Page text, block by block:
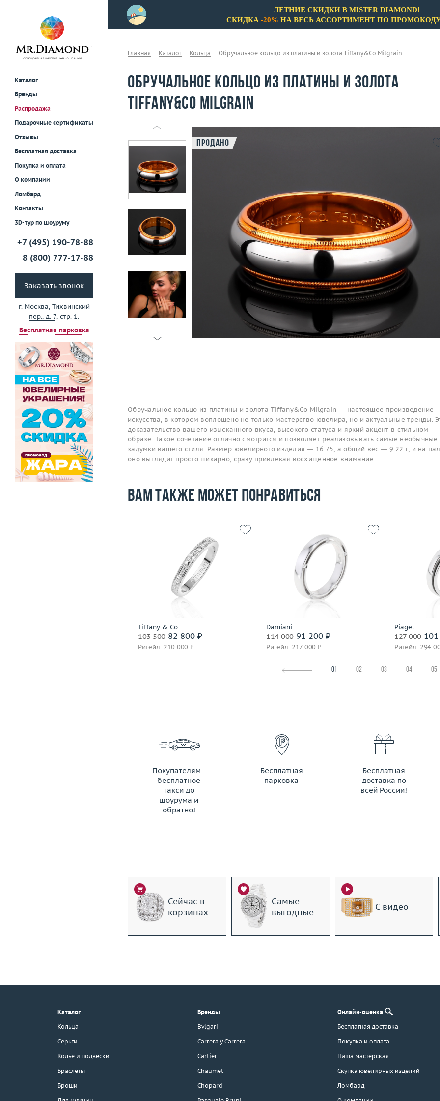
Каталог
Бренды
Распродажа
Подарочные сертификаты
Отзывы
Бесплатная доставка
Покупка и оплата
О компании
Ломбард
Контакты
3D-тур по шоуруму
+7 (495) 190-78-88
8 (800) 777-17-88
Заказать звонок
г. Москва, Тихвинский
пер., д. 7, стр. 1.
Бесплатная парковка
г. Москва, Тихвинский пер., д. 7,
3D-тур по шоуруму
примерки!
ЛЕТНИЕ СКИДКИ В MISTER DIAMOND!
СКИДКА -20% НА ВЕСЬ АССОРТИМЕНТ ПО
Главная Каталог Кольца Обручальное кольцо из платины и золота Tiffany&Co Milgrain
Обручальное кольцо из платины и золота
Tiffany&Co Milgrain
Продано
Обручальное кольцо из платины и золота Tiffany&Co Milgrain — настоящее произведение
искусства, в котором воплощено не только мастерство ювелира, но и актуальные тренды.
доказательство вашего изысканного вкуса, высокого статуса и яркий акцент в стильном
образе. Такое сочетание отлично смотрится и позволяет реализовывать самые необычные
задумки вашего стиля. Размер ювелирного изделия — 16.75, а общий вес — 9.22 г, и на
оно выглядит просто шикарно, сразу привлекая восхищенное внимание.
Вам также может понравиться
Tiffany & Co
103 50082 800 ₽
Ритейл: 210 000 ₽
платина 950 пробы
Подробнее
Damiani
114 00091 200 ₽
Ритейл: 217 000 ₽
Материал
золото 750 пробы
Подробнее
Piaget
127 000101
Ритейл: 294
01 02 03 04 05
Покупателям -
бесплатное
такси до
шоурума и
обратно!
ЗАКАЗАТЬ ТАКСИ
Бесплатная
парковка
Бесплатная
доставка по
всей России!
Сейчас в
корзинах
Самые
выгодные
С видео
Каталог
Кольца
Серьги
Колье и подвески
Браслеты
Броши
Бренды
Bvlgari
Carrera y Carrera
Cartier
Chaumet
Chopard
Онлайн-оценка
Бесплатная доставка
Покупка и оплата
Наша мастерская
Скупка ювелирных изделий
Ломбард